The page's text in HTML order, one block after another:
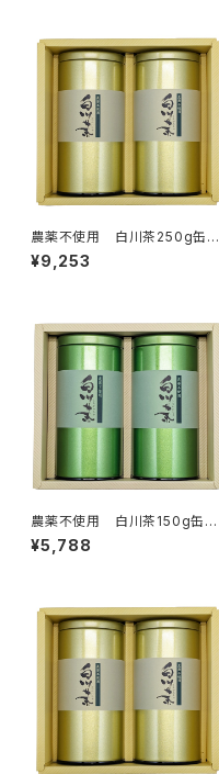
農薬不使用 白川茶250g缶入
り 2本組ギフト NO.1はつつ
み・ずいうん
¥9,253
農薬不使用 白川茶150g缶入
り 2本組ギフト NO.9はつつ
み・ずいうん
¥5,788